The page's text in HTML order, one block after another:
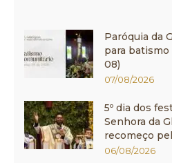
Paróquia da
para
08)
07/08/2026
5º dia dos
Senhora da
recomeço
06/08/2026